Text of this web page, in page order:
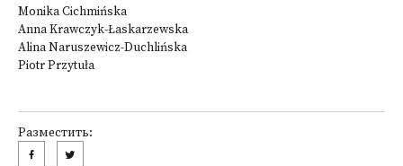
Monika Cichmińska
Anna Krawczyk-Łaskarzewska
Alina Naruszewicz-Duchlińska
Piotr Przytuła
Разместить: